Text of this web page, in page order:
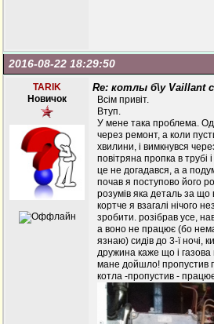
2016-08-22 18:29:50
TARIK
Новичок
Re: котлы б\у Vaillant
Всім привіт.
Втуп.
У мене така проблема.
через ремонт, а коли
хвилини, і вимкнувся
повітряна пропка в трубі
це не догадався, а а
почав я поступово його
розумів яка деталь за що
кортче я взагалі нічого
зробити. розібрав усе,
а воно не працює (бо
язнаю) сидів до 3-ї ночі,
дружина каже що і
мане дойшло! пропустив
котла -пропустив -